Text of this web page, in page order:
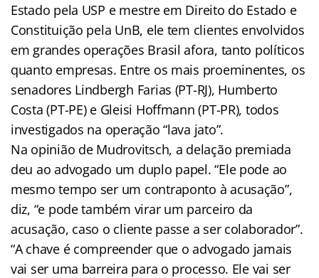
Estado pela USP e mestre em Direito do Estado e
Constituição pela UnB, ele tem clientes envolvidos
em grandes operações Brasil afora, tanto políticos
quanto empresas. Entre os mais proeminentes, os
senadores Lindbergh Farias (PT-RJ), Humberto
Costa (PT-PE) e Gleisi Hoffmann (PT-PR), todos
investigados na operação “lava jato”.
Na opinião de Mudrovitsch, a delação premiada
deu ao advogado um duplo papel. “Ele pode ao
mesmo tempo ser um contraponto à acusação”,
diz, “e pode também virar um parceiro da
acusação, caso o cliente passe a ser colaborador”.
“A chave é compreender que o advogado jamais
vai ser uma barreira para o processo. Ele vai ser